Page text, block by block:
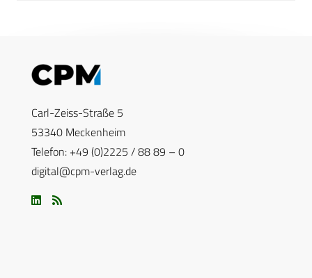
Carl-Zeiss-Straße 5
53340 Meckenheim
Telefon: +49 (0)2225 / 88 89 – 0
digital@cpm-verlag.de